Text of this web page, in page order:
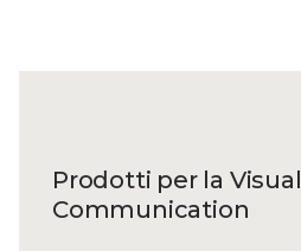
Prodotti per la Visual
Communication